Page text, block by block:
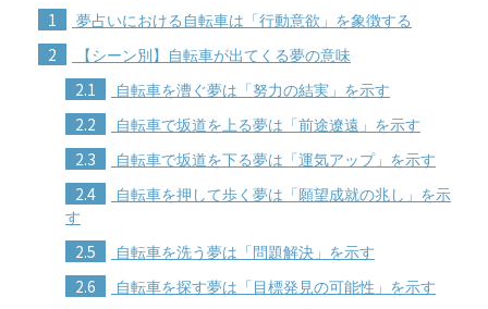
1 夢占いにおける自転車は「行動意欲」を象徴する
2 【シーン別】自転車が出てくる夢の意味
2.1 自転車を漕ぐ夢は「努力の結実」を示す
2.2 自転車で坂道を上る夢は「前途遼遠」を示す
2.3 自転車で坂道を下る夢は「運気アップ」を示す
2.4
自転車を押して歩く夢は「願望成就の兆し」を示
す
2.5 自転車を洗う夢は「問題解決」を示す
2.6 自転車を探す夢は「目標発見の可能性」を示す